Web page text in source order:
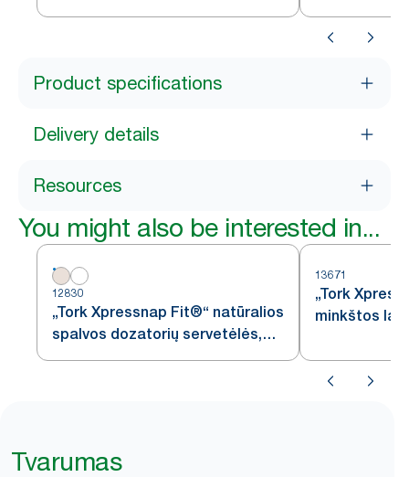
dozatorius
Product specifications
Delivery details
Resources
You might also be interested in...
12830
„Tork Xpressnap Fit®“ natūralios
spalvos dozatorių servetėlės,
N14
13671
„Tork
minkštos
Tvarumas